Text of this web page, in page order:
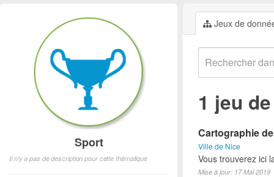
Jeux de
1 jeu
Cartographie
Ville de Nice
Vous trouverez ici
Mise à jour: 17 Mai 2019
Sport
Il n'y a pas de description pour cette thématique